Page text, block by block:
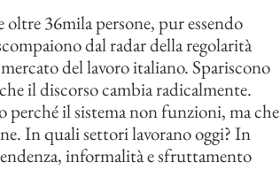
36mila persone, pur essendo
dal radar della regolarità
del lavoro italiano. Spariscono
il discorso cambia radicalmente.
perché il sistema non funzioni, ma che
In quali settori lavorano oggi? In
informalità e sfruttamento